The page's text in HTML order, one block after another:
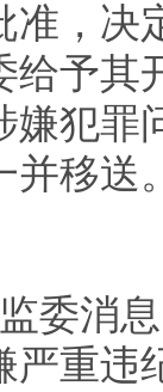
准，决
给予其
嫌犯罪
并移送
委消
严重违